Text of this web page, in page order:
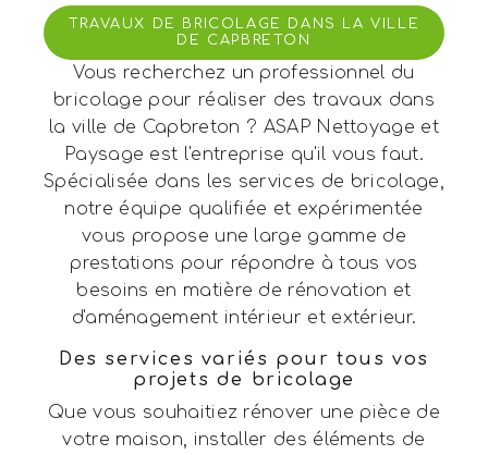
TRAVAUX DE BRICOLAGE DANS LA VILLE
DE CAPBRETON
Vous recherchez un professionnel du
bricolage pour réaliser des travaux dans
la ville de Capbreton ? ASAP Nettoyage et
Paysage est l'entreprise qu'il vous faut.
Spécialisée dans les services de bricolage,
notre équipe qualifiée et expérimentée
vous propose une large gamme de
prestations pour répondre à tous vos
besoins en matière de rénovation et
d'aménagement intérieur et extérieur.
Des services variés pour tous vos
projets de bricolage
Que vous souhaitiez rénover une pièce de
votre maison, installer des éléments de